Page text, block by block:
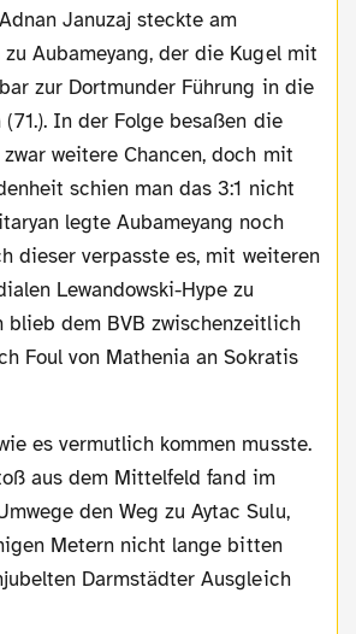
Januzaj steckte am
Aubameyang, der die Kugel mit
zur Dortmunder Führung in die
In der Folge besaßen die
weitere Chancen, doch mit
schien man das 3:1 nicht
legte Aubameyang noch
dieser verpasste es, mit weiteren
Lewandowski-Hype zu
blieb dem BVB zwischenzeitlich
Foul von Mathenia an Sokratis
aus dem Mittelfeld fand im
den Weg zu Aytac Sulu,
Metern nicht lange bitten
Darmstädter Ausgleich